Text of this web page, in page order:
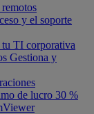
y el soporte
tu TI corporativa
Gestiona y
de lucro 30 %